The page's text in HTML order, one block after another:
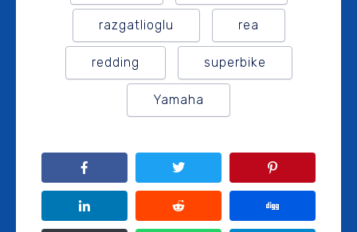
razgatlioglu rea
redding superbike
Yamaha